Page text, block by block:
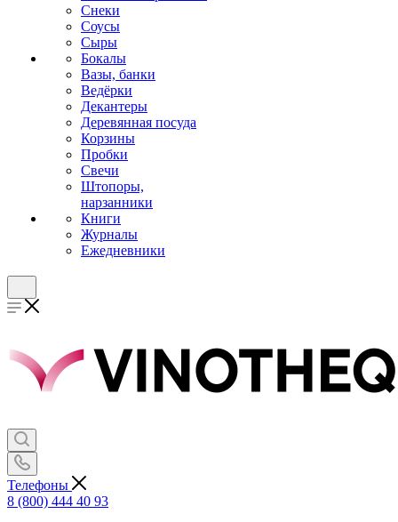
Снеки
Соусы
Сыры
Бокалы
Вазы, банки
Ведёрки
Декантеры
Деревянная посуда
Корзины
Пробки
Свечи
Штопоры,
нарзанники
Книги
Журналы
Ежедневники
Телефоны
8 (800) 444 40 93